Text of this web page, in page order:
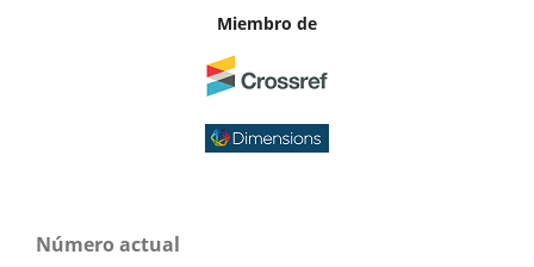
Miembro de
Número actual